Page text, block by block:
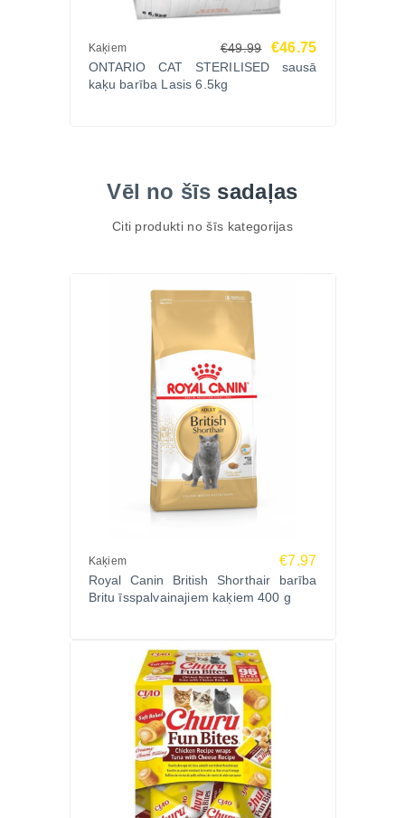
Kaķiem €49.99 €46.75
ONTARIO CAT STERILISED sausā
kaķu barība Lasis 6.5kg
Vēl no šīs sadaļas
Citi produkti no šīs kategorijas
Kaķiem €7.97
Royal Canin British Shorthair barība
Britu īsspalvainajiem kaķiem 400 g